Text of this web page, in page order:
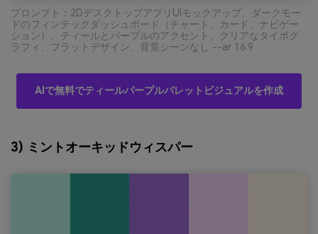
プロンプト：2DデスクトップアプリUIモックアップ、ダークモー
ドのフィンテックダッシュボード（チャート、カード、ナビゲー
ション）、ティールとパープルのアクセント、クリアなタイポグ
ラフィ、フラットデザイン、背景シーンなし --ar 16:9
AIで無料でティールパープルパレットビジュアルを作成
3) ミントオーキッドウィスパー